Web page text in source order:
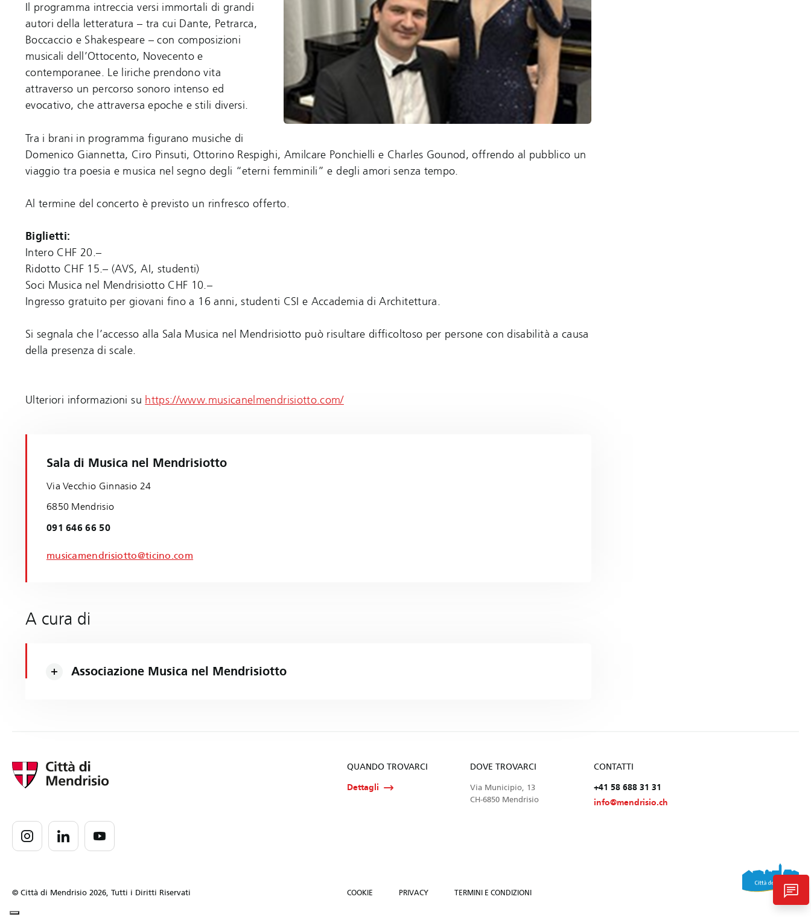
Il programma intreccia versi immortali di grandi
autori della letteratura – tra cui Dante, Petrarca,
Boccaccio e Shakespeare – con composizioni
musicali dell’Ottocento, Novecento e
contemporanee. Le liriche prendono vita
attraverso un percorso sonoro intenso ed
evocativo, che attraversa epoche e stili diversi.
Tra i brani in programma figurano musiche di
Domenico Giannetta, Ciro Pinsuti, Ottorino Respighi, Amilcare Ponchielli e Charles Gounod, offrendo al pubblico un
viaggio tra poesia e musica nel segno degli “eterni femminili” e degli amori senza tempo.
Al termine del concerto è previsto un rinfresco offerto.
Biglietti:
Intero CHF 20.–
Ridotto CHF 15.– (AVS, AI, studenti)
Soci Musica nel Mendrisiotto CHF 10.–
Ingresso gratuito per giovani fino a 16 anni, studenti CSI e Accademia di Architettura.
Si segnala che l’accesso alla Sala Musica nel Mendrisiotto può risultare difficoltoso per persone con disabilità a causa
della presenza di scale.
Ulteriori informazioni su https://www.musicanelmendrisiotto.com/
Sala di Musica nel Mendrisiotto
Via Vecchio Ginnasio 24
6850 Mendrisio
091 646 66 50
musicamendrisiotto@ticino.com
A cura di
Associazione Musica nel Mendrisiotto
QUANDO TROVARCI
Dettagli
CONTATTI
+41 58 688 31 31
info@mendrisio.ch
DOVE TROVARCI
Via Municipio, 13
CH-6850 Mendrisio
COOKIE PRIVACY TERMINI E CONDIZIONI
© Città di Mendrisio 2026, Tutti i Diritti Riservati chat